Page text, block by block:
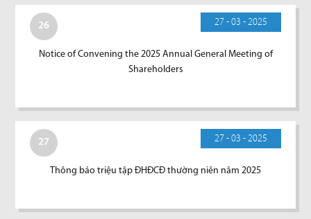
26 27 - 03 - 2025
Notice of Convening the 2025 Annual General Meeting of
Shareholders
27 27 - 03 - 2025
Thông báo triệu tập ĐHĐCĐ thường niên năm 2025